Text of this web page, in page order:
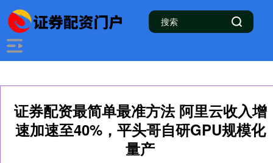
证券配资最简单最准方法 阿里云收入增
速加速至40%，平头哥自研GPU规模化
量产